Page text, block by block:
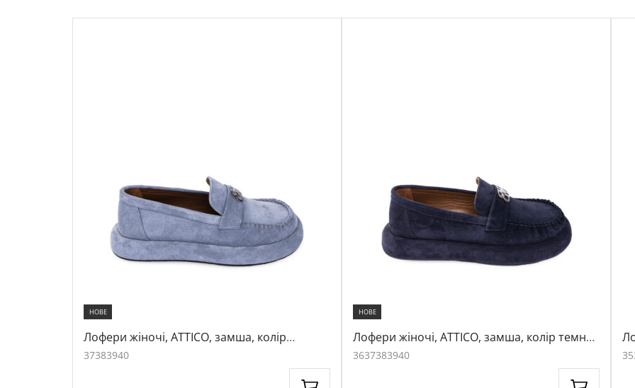
НОВЕ
Лофери жіночі, ATTICO, замша, колір
блакитний, 1041040
37383940
НОВЕ
Лофери жіночі, ATTICO, замша, колір темно-
синій, 1038545
3637383940 35